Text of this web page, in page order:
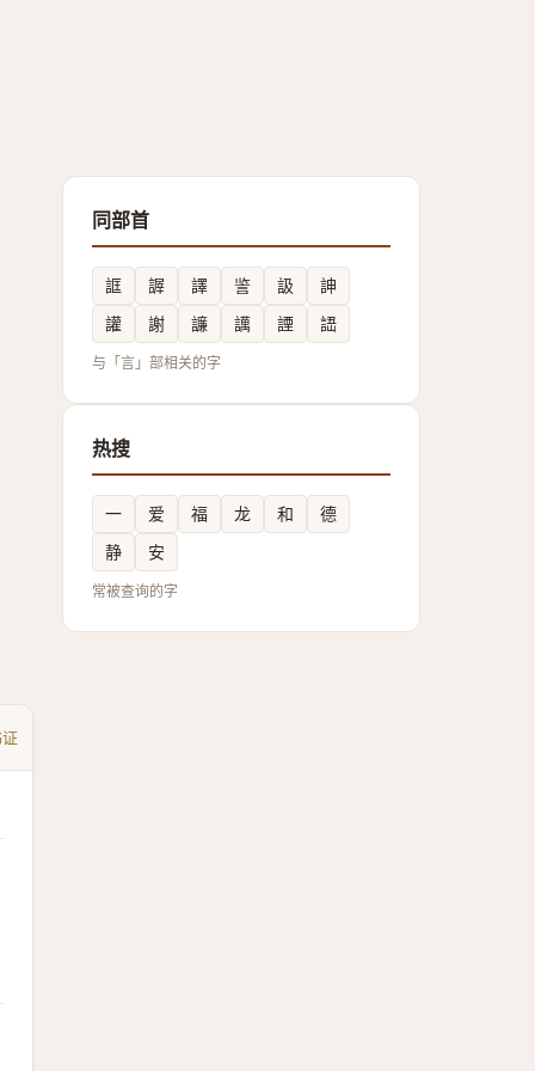
同部首
誆 謘 譯 䛓 訯
訷
讙
謝 譧 䜕 諲 䛝
与「言」部相关的字
热搜
一 爱 福 龙 和
德
静
安
常被查询的字